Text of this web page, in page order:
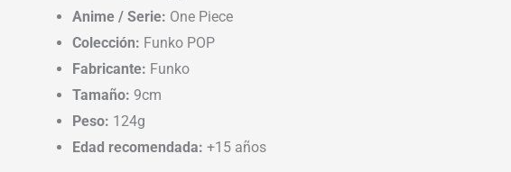
Anime / Serie: One Piece
Colección: Funko POP
Fabricante: Funko
Tamaño: 9cm
Peso: 124g
Edad recomendada: +15 años